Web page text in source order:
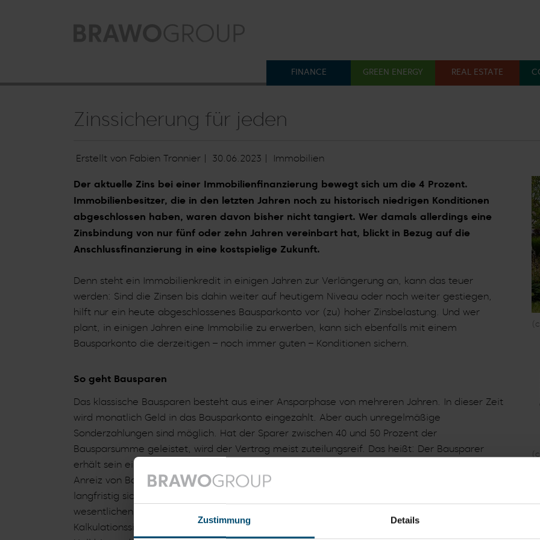
Zustimmung Details
FINANCE GREEN ENERGY REAL ESTATE
Zinssicherung für jeden
Erstellt von Fabien Tronnier | 30.06.2023 | Immobilien
Der aktuelle Zins bei einer Immobilienfinanzierung bewegt sich um die 4 Prozent.
Immobilienbesitzer, die in den letzten Jahren noch zu historisch niedrigen Konditionen
abgeschlossen haben, waren davon bisher nicht tangiert. Wer damals allerdings eine
Zinsbindung von nur fünf oder zehn Jahren vereinbart hat, blickt in Bezug auf die
Anschlussfinanzierung in eine kostspielige Zukunft.
Denn steht ein Immobilienkredit in einigen Jahren zur Verlängerung an, kann das teuer
werden: Sind die Zinsen bis dahin weiter auf heutigem Niveau oder noch weiter gestiegen,
hilft nur ein heute abgeschlossenes Bausparkonto vor (zu) hoher Zinsbelastung. Und wer
plant, in einigen Jahren eine Immobilie zu erwerben, kann sich ebenfalls mit einem
Bausparkonto die derzeitigen – noch immer guten – Konditionen sichern.
So geht Bausparen
Das klassische Bausparen besteht aus einer Ansparphase von mehreren Jahren. In dieser Zeit
wird monatlich Geld in das Bausparkonto eingezahlt. Aber auch unregelmäßige
Sonderzahlungen sind möglich. Hat der Sparer zwischen 40 und 50 Prozent der
Bausparsumme geleistet, wird der Vertrag meist zuteilungsreif. Das heißt: Der Bausparer
erhält sein eingezahltes Geld und die Restsumme als Kredit zu festgelegten Konditionen. „Der
Anreiz von Bausparkonten ist, dass sich Sparer das gute Zinsniveau der noch gültigen Tarife
langfristig sichern“, erklärt Klaus Pudelko, Leiter Baufinanzierung der Volksbank BraWo den
wesentlichen Vorteil. Kreditnehmer sichern sich günstige Konditionen und
Kalkulationssicherheit bis zur letzten Rate in bis zu 30 Jahren. Die Bausparkasse Schwäbisch